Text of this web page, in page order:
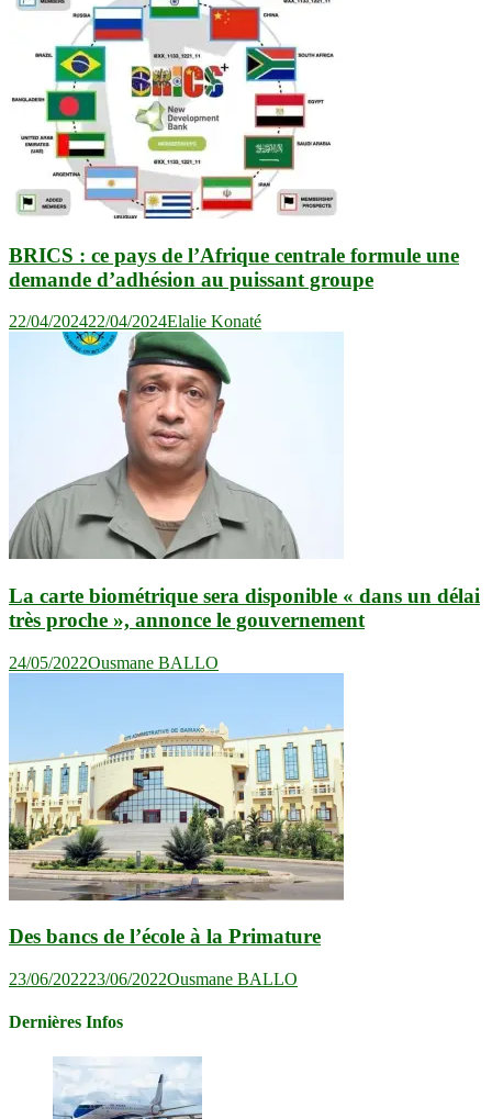
BRICS : ce pays de l’Afrique centrale formule une
demande d’adhésion au puissant groupe
22/04/202422/04/2024Elalie Konaté
La carte biométrique sera disponible « dans un délai
très proche », annonce le gouvernement
24/05/2022Ousmane BALLO
Des bancs de l’école à la Primature
23/06/202223/06/2022Ousmane BALLO
Dernières Infos